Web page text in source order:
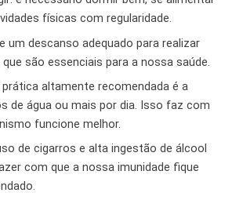
físicas com regularidade.
um descanso adequado para realizar
são essenciais para a nossa saúde.
altamente recomendada é a
de água ou mais por dia. Isso faz com
funcione melhor.
de cigarros e alta ingestão de álcool
com que a nossa imunidade fique